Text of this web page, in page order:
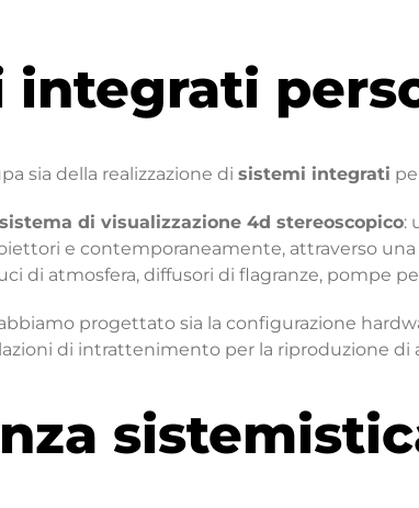
integrati
sia della realizzazione di sistemi integrati
sistema di visualizzazione 4d stereoscopico:
e contemporaneamente, attraverso
di atmosfera, diffusori di flagranze, pompe
progettato sia la configurazione
di intrattenimento per la riproduzione di